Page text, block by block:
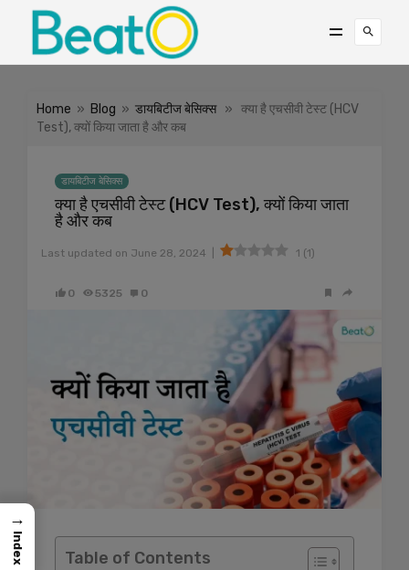
Home » Blog » डायबिटीज बेसिक्स» क्या है एचसीवी टेस्ट (HCV
Test), क्यों किया जाता है और कब
डायबिटीज बेसिक्स
क्या है एचसीवी टेस्ट (HCV Test), क्यों किया जाता
है और कब
Last updated on June 28, 2024 1 (1)
0 5325 0
Table of Contents
→
Index